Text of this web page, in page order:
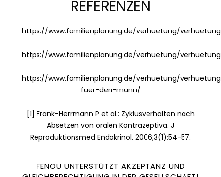
REFERENZEN
https://www.familienplanung.de/verhuetung/
https://www.familienplanung.de/verhuetung/
https://www.familienplanung.de/verhuetung/
fuer-den-mann/
[1] Frank-Herrmann P et al.: Zyklusverhalten nach
Absetzen von oralen Kontrazeptiva. J
Reproduktionsmed Endokrinol. 2006;3(1):54-57.
FENOU UNTERSTÜTZT AKZEPTANZ UND